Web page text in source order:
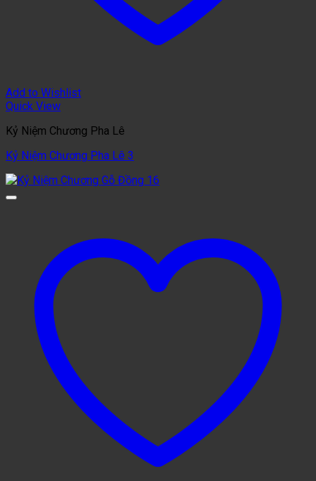
Add to Wishlist
Quick View
Kỷ Niệm Chương Pha Lê
Kỷ Niệm Chương Pha Lê 3